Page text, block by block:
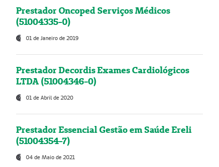
Prestador Oncoped Serviços Médicos
(51004335-0)
01 de Janeiro de 2019
Prestador Decordis Exames Cardiológicos
LTDA (51004346-0)
01 de Abril de 2020
Prestador Essencial Gestão em Saúde Ereli
(51004354-7)
04 de Maio de 2021